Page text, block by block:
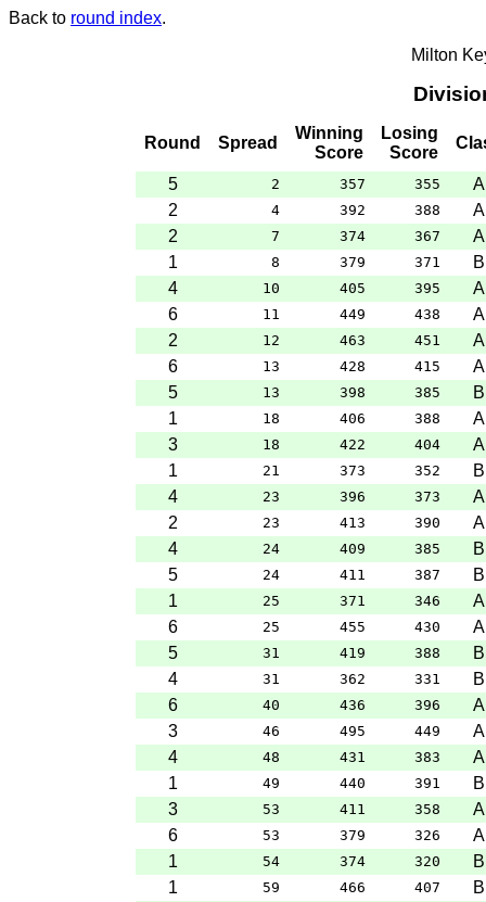
Back to round index.
Milton
Round Spread
Winning
Score
Losing
Score
5 2 357 355
A
2
4 392 388
A
2
7 374 367
A
1
8 379 371
B
4
10 405 395
A
6
11 449 438
A
2
12 463 451
A
6
13 428 415
A
5
13 398 385
B
1
18 406 388
A
3
18 422 404
A
1
21 373 352
B
4
23 396 373
A
2
23 413 390
A
4
24 409 385
B
5
24 411 387
B
1
25 371 346
A
6
25 455 430
A
5
31 419 388
B
4
31 362 331
B
6
40 436 396
A
3
46 495 449
A
4
48 431 383
A
1
49 440 391
B
3
53 411 358
A
6
53 379 326
A
1
54 374 320
B
1
59 466 407
B